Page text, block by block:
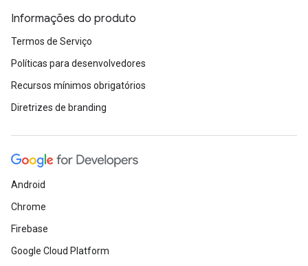
Informações do produto
Termos de Serviço
Políticas para desenvolvedores
Recursos mínimos obrigatórios
Diretrizes de branding
Android
Chrome
Firebase
Google Cloud Platform